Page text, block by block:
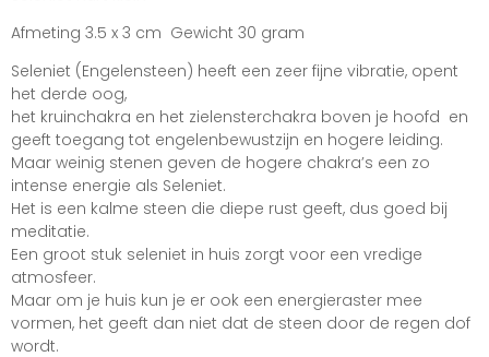
Afmeting 3.5 x 3 cm Gewicht 30 gram
Seleniet (Engelensteen) heeft een zeer fijne vibratie, opent
het derde oog,
het kruinchakra en het zielensterchakra boven je hoofd en
geeft toegang tot engelenbewustzijn en hogere leiding.
Maar weinig stenen geven de hogere chakra’s een zo
intense energie als Seleniet.
Het is een kalme steen die diepe rust geeft, dus goed bij
meditatie.
Een groot stuk seleniet in huis zorgt voor een vredige
atmosfeer.
Maar om je huis kun je er ook een energieraster mee
vormen, het geeft dan niet dat de steen door de regen dof
wordt.